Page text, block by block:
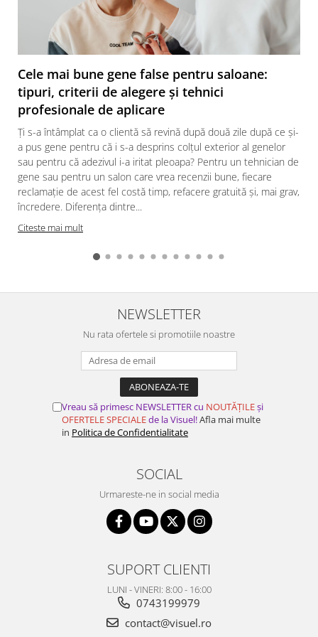
Cele mai bune gene false pentru saloane:
tipuri, criterii de alegere și tehnici
profesionale de aplicare
Ți s-a întâmplat ca o clientă să revină după două zile după ce și-
a pus gene pentru că i s-a desprins colțul exterior al genelor
sau pentru că adezivul i-a iritat pleoapa? Pentru un tehnician de
gene sau pentru un salon care vrea recenzii bune, fiecare
reclamație de acest fel costă timp, refacere gratuită și, mai grav,
încredere. Diferența dintre...
Citeste mai mult
NEWSLETTER
Nu rata ofertele si promotiile noastre
Vreau să primesc NEWSLETTER cu NOUTĂȚILEși
OFERTELE SPECIALEde la Visuel!Afla mai multe
in Politica de Confidentialitate
SOCIAL
Urmareste-ne in social media
SUPORT CLIENTI
LUNI - VINERI: 8:00 - 16:00
0743199979
contact@visuel.ro